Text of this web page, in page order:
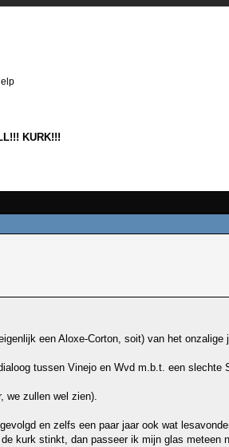
KURK!!!
een Aloxe-Corton, soit) van het
tussen Vinejo en Wvd m.b.t. een slechte
we zullen wel zien).
en zelfs een paar jaar ook wat
kurk stinkt, dan passeer ik mijn glas meteen